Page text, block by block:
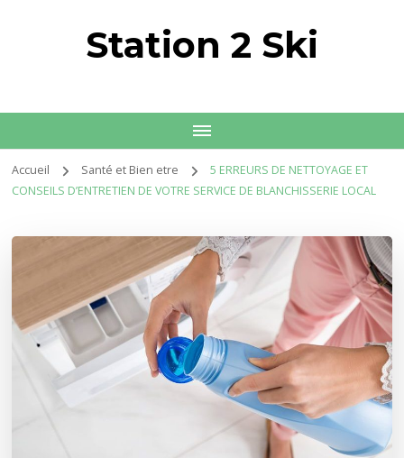
Station 2 Ski
Accueil Santé et Bien etre
5 ERREURS DE NETTOYAGE ET
CONSEILS D’ENTRETIEN DE VOTRE SERVICE DE BLANCHISSERIE LOCAL